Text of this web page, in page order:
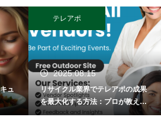
ュ
テレアポ
2025.08.15
リサイクル業界でテレアポの成果
を最大化する方法：プロが教える
成功術